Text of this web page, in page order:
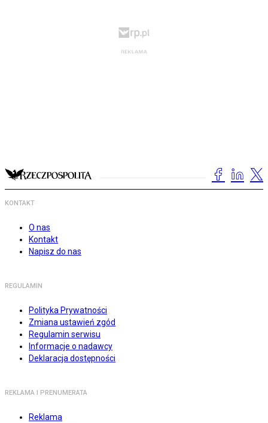
KONTAKT
O nas
Kontakt
Napisz do nas
REGULAMIN
Polityka Prywatności
Zmiana ustawień zgód
Regulamin serwisu
Informacje o nadawcy
Deklaracja dostępności
REKLAMA I PRENUMERATA
Reklama